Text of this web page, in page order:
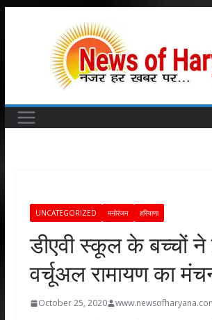
UNCATEGORIZED मनोरंजन हरियाणा
डीएवी स्कूल के बच्चों ने
वर्चूअल रामायण का
October 25, 2020